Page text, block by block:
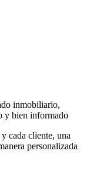
inmobiliario,
y bien informado
cada cliente, una
personalizada